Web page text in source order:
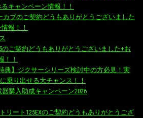
キャンペーン情報！！
カブのご契約どうもありがとうございました
報！！
のご契約どうもありがとうございました+お
！！
典】ジクサーシリーズ検討中の方必見！実
乗り出せる大チャンス！！
器購入助成キャンペーン2026
リート125EXのご契約どうもありがとうござ